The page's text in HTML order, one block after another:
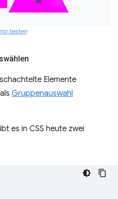
testen
Elemente
Gruppenauswahl
es in CSS heute zwei